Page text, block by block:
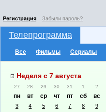
Регистрация Забыли пароль?
Телепрограмма
Все Фильмы Сериалы
Неделя с 7 августа
27 28 29 30 31 1 2
пн вт ср чт пт сб вс
3 4 5 6 7 8 9